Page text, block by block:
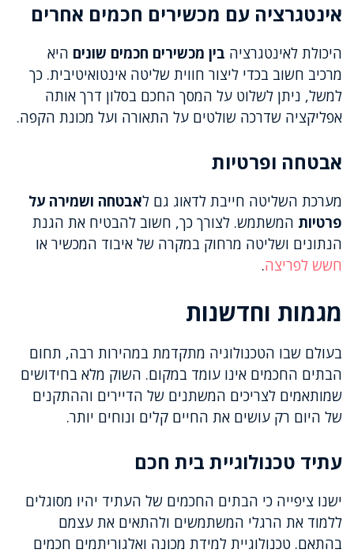
אינטגרציה עם מכשירים חכמים אחרים
היכולת לאינטגרציה בין מכשירים חכמים שונים היא
מרכיב חשוב בכדי ליצור חווית שליטה אינטואיטיבית. כך
למשל, ניתן לשלוט על המסך החכם בסלון דרך אותה
אפליקציה שדרכה שולטים על התאורה ועל מכונת הקפה.
אבטחה ופרטיות
מערכת השליטה חייבת לדאוג גם לאבטחה ושמירה על
פרטיות המשתמש. לצורך כך, חשוב להבטיח את הגנת
הנתונים ושליטה מרחוק במקרה של איבוד המכשיר או
חשש לפריצה.
מגמות וחדשנות
בעולם שבו הטכנולוגיה מתקדמת במהירות רבה, תחום
הבתים החכמים אינו עומד במקום. השוק מלא בחידושים
שמותאמים לצריכים המשתנים של הדיירים וההתקנים
של היום רק עושים את החיים קלים ונוחים יותר.
עתיד טכנולוגיית בית חכם
ישנו ציפייה כי הבתים החכמים של העתיד יהיו מסוגלים
ללמוד את הרגלי המשתמשים ולהתאים את עצמם
בהתאם. טכנולוגיית למידת מכונה ואלגוריתמים חכמים